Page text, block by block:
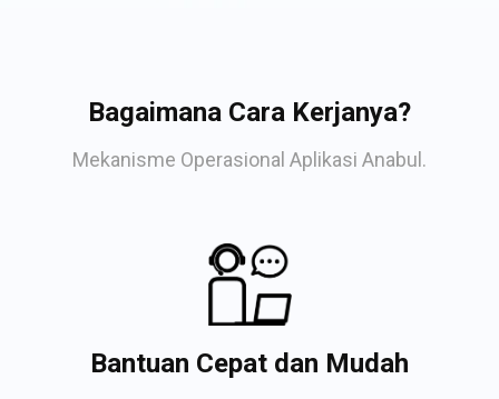
Bagaimana Cara Kerjanya?
Mekanisme Operasional Aplikasi Anabul.
Bantuan Cepat dan Mudah